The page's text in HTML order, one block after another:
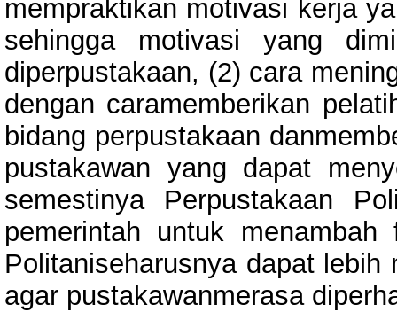
mempraktikan motivasi kerja
sehingga motivasi yang
diperpustakaan, (2) cara
dengan caramemberikan
bidang perpustakaan
pustakawan yang dapat
semestinya Perpustakaan
pemerintah untuk
Politaniseharusnya dapat
agar pustakawanmerasa